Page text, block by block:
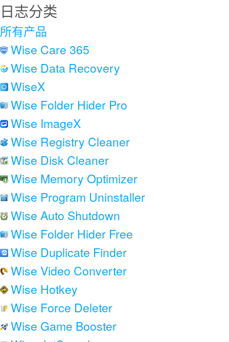
日志分类
所有产品
Wise Care 365
Wise Data Recovery
WiseX
Wise Folder Hider Pro
Wise ImageX
Wise Registry Cleaner
Wise Disk Cleaner
Wise Memory Optimizer
Wise Program Uninstaller
Wise Auto Shutdown
Wise Folder Hider Free
Wise Duplicate Finder
Wise Video Converter
Wise Hotkey
Wise Force Deleter
Wise Game Booster